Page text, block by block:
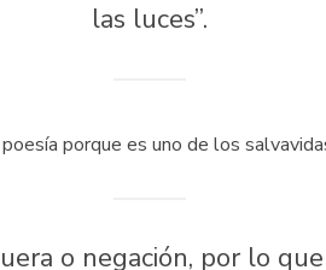
las luces”.
porque es uno de los
o negación, por lo